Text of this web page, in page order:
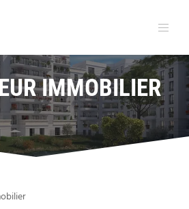
IMMOBILIER